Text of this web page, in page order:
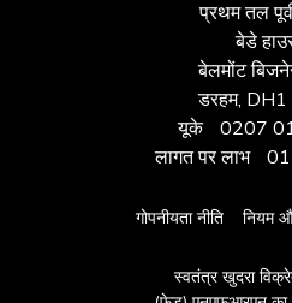
प्रथम तल
बेडे
बेलमोंट
डरहम,
यूके 0207
लागत पर लाभ
गोपनीयता नीति नियम
स्वतंत्र खुदरा